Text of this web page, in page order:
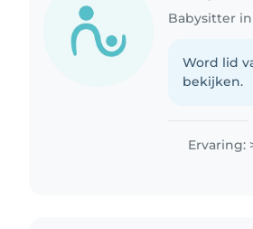
Babysitter
Word lid
bekijken.
Ervaring: